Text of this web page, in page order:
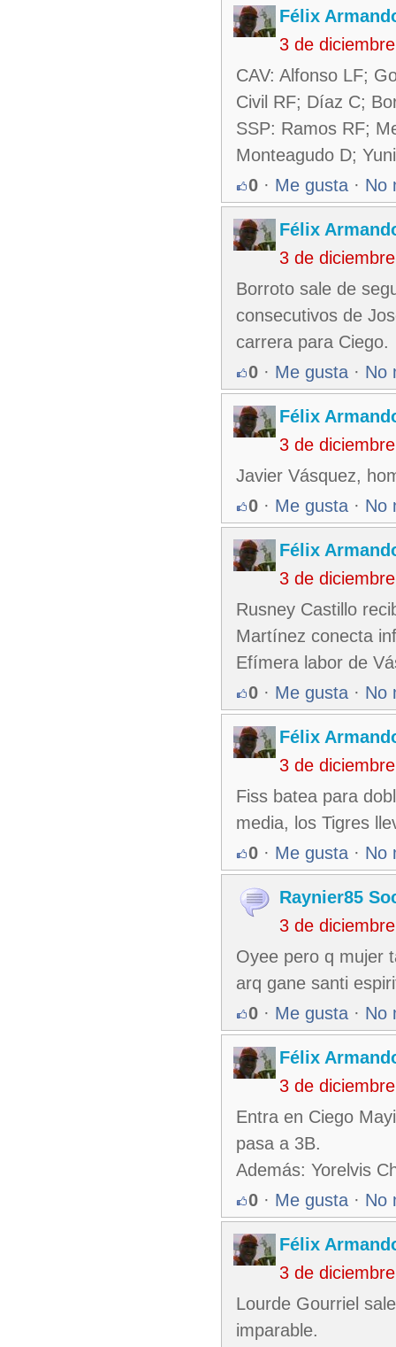
Félix
3 de
CAV: Alfonso LF;
Civil RF; Díaz C;
SSP: Ramos RF;
Monteagudo D;
0 · Me gusta · No
Félix
3 de
Borroto sale de
consecutivos de
carrera para Ciego.
0 · Me gusta · No
Félix
3 de
Javier Vásquez,
0 · Me gusta · No
Félix
3 de
Rusney Castillo
Martínez conecta
Efímera labor de
0 · Me gusta · No
Félix
3 de
Fiss batea para
media, los Tigres
0 · Me gusta · No
Raynier85
3 de
Oyee pero q mujer
arq gane santi
0 · Me gusta · No
Félix
3 de
Entra en Ciego
pasa a 3B.
Además: Yorelvis
0 · Me gusta · No
Félix
3 de
Lourde Gourriel
imparable.